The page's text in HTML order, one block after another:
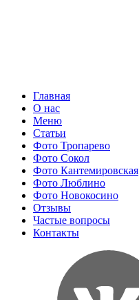
Главная
О нас
Меню
Статьи
Фото Тропарево
Фото Сокол
Фото Кантемировская
Фото Люблино
Фото Новокосино
Отзывы
Частые вопросы
Контакты